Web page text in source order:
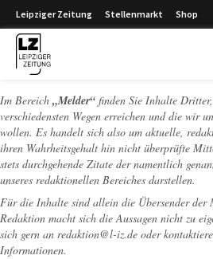
Leipziger Zeitung Stellenmarkt Shop
Im Bereich „Melder“ finden Sie Inhalte
verschiedensten Wegen erreichen und die wir
wollen. Es handelt sich also um aktuelle,
ihren Wahrheitsgehalt hin nicht überprüfte
stets durchgehende Zitate der namentlich
unseres redaktionellen Bereiches darstellen.
Für die Inhalte sind allein die Übersender
Redaktion macht sich die Aussagen nicht zu
sich gern an redaktion@l-iz.de oder
Informationen.